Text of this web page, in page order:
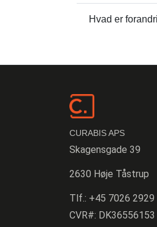
Hvad er
CURABIS APS
Skagensgade 39
2630 Høje Tåstrup
Tlf.: +45 7026 2929
CVR#: DK36556153